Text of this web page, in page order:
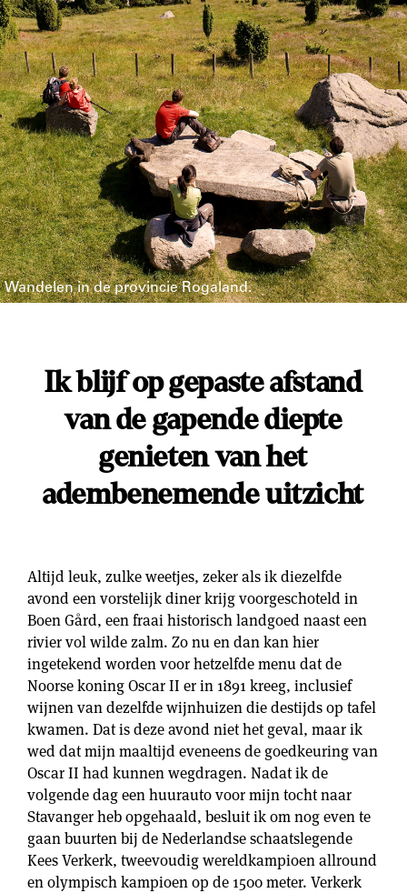
Wandelen in de provincie Rogaland.
Ik blijf op gepaste afstand
van de gapende diepte
genieten van het
adembenemende uitzicht
Altijd leuk, zulke weetjes, zeker als ik diezelfde
avond een vorstelijk diner krijg voorgeschoteld in
Boen Gård, een fraai historisch landgoed naast een
rivier vol wilde zalm. Zo nu en dan kan hier
ingetekend worden voor hetzelfde menu dat de
Noorse koning Oscar II er in 1891 kreeg, inclusief
wijnen van dezelfde wijnhuizen die destijds op tafel
kwamen. Dat is deze avond niet het geval, maar ik
wed dat mijn maaltijd eveneens de goedkeuring van
Oscar II had kunnen wegdragen. Nadat ik de
volgende dag een huurauto voor mijn tocht naar
Stavanger heb opgehaald, besluit ik om nog even te
gaan buurten bij de Nederlandse schaatslegende
Kees Verkerk, tweevoudig wereldkampioen allround
en olympisch kampioen op de 1500 meter. Verkerk